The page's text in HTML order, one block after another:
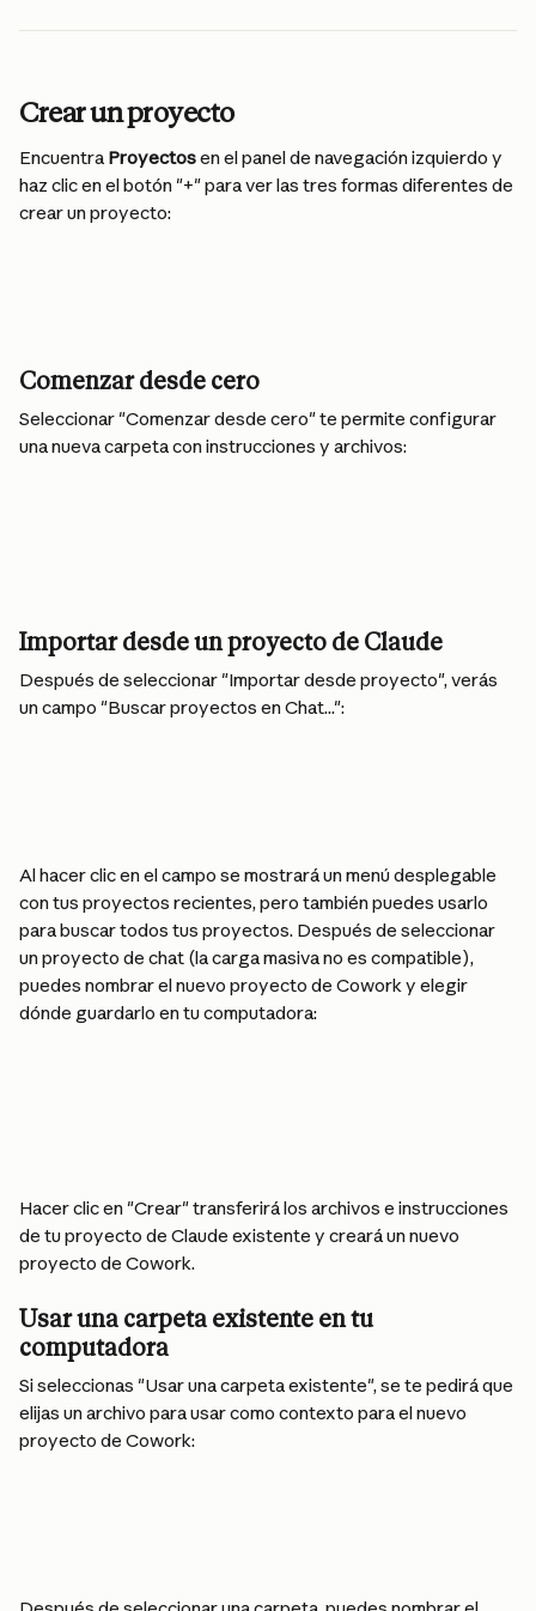
Crear un proyecto
Encuentra Proyectos en el panel de navegación izquierdo y
haz clic en el botón "+" para ver las tres formas diferentes de
crear un proyecto:
Comenzar desde cero
Seleccionar "Comenzar desde cero" te permite configurar
una nueva carpeta con instrucciones y archivos:
Importar desde un proyecto de Claude
Después de seleccionar "Importar desde proyecto", verás
un campo "Buscar proyectos en Chat...":
Al hacer clic en el campo se mostrará un menú desplegable
con tus proyectos recientes, pero también puedes usarlo
para buscar todos tus proyectos. Después de seleccionar
un proyecto de chat (la carga masiva no es compatible),
puedes nombrar el nuevo proyecto de Cowork y elegir
dónde guardarlo en tu computadora:
Hacer clic en "Crear" transferirá los archivos e instrucciones
de tu proyecto de Claude existente y creará un nuevo
proyecto de Cowork.
Usar una carpeta existente en tu
computadora
Si seleccionas "Usar una carpeta existente", se te pedirá que
elijas un archivo para usar como contexto para el nuevo
proyecto de Cowork: